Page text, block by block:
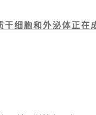
干细胞和 外泌体正在